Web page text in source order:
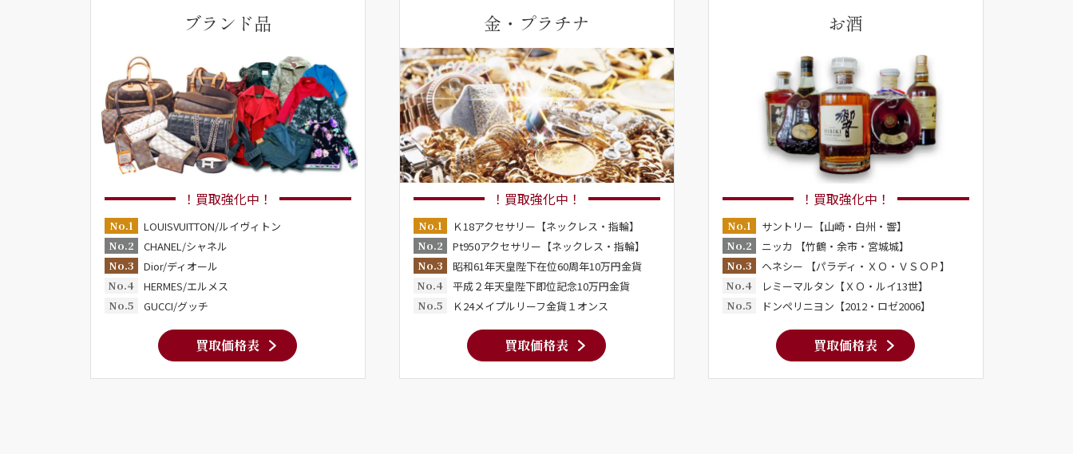
ブランド品
！買取強化中！
No.1
LOUISVUITTON/ルイヴィトン
No.2
CHANEL/シャネル
No.3
Dior/ディオール
No.4
HERMES/エルメス
No.5
GUCCI/グッチ
買取価格表
金・プラチナ
！買取強化中！
No.1
Ｋ18アクセサリー【ネックレス・指輪】
No.2
Pt950アクセサリー【ネックレス・指輪】
No.3
昭和61年天皇陛下在位60周年10万円金貨
No.4
平成２年天皇陛下即位記念10万円金貨
No.5
Ｋ24メイプルリーフ金貨１オンス
買取価格表
お酒
！買取強化中！
No.1
サントリー【山崎・白州・響】
No.2
ニッカ 【竹鶴・余市・宮城城】
No.3
ヘネシー 【パラディ・ＸＯ・ＶＳＯＰ】
No.4
レミーマルタン【ＸＯ・ルイ13世】
No.5
ドンペリニヨン【2012・ロゼ2006】
買取価格表